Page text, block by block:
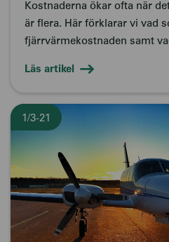
Kostnaderna ökar ofta när
är flera. Här förklarar vi vad
fjärrvärmekostnaden samt
Läs artikel
1/3-21